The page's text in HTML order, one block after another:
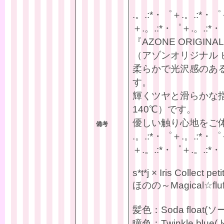
備考
.。.:*・゜＋.。.:*・
＋.。.:*・゜＋.。.:*
『AZONE
（アゾンオリジナ
柔らかで光沢感のあ
す。
輝くツヤと滑らかな
140℃）です。
優しい触り心地をご
.。.:*・゜＋.。.:*・
＋.。.:*・゜＋.。.:*
s*t*j × Iris Collect petit
ほのの～
髪色：Soda float(ソ